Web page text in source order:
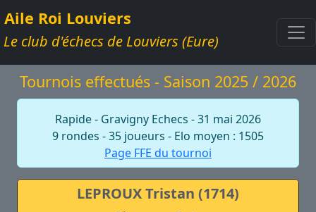
Aile Roi Louviers
Le club d'échecs de Louviers (Eure)
Tournois effectués - Saison 2025 / 2026
Rapide - Gravigny Echecs - 31 mai 2026
9 rondes - 35 joueurs - Elo moyen : 1505
Page FFE du tournoi
LEPROUX Tristan (1714)